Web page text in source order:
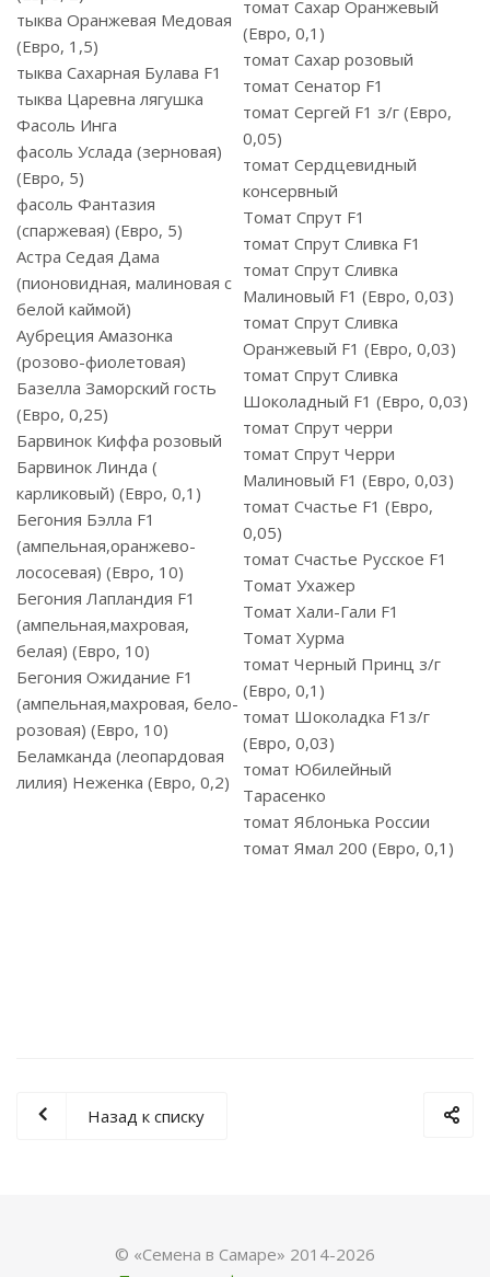
тыква Оранжевая Медовая
(Евро, 1,5)
тыква Сахарная Булава F1
тыква Царевна лягушка
Фасоль Инга
фасоль Услада (зерновая)
(Евро, 5)
фасоль Фантазия
(спаржевая) (Евро, 5)
Астра Седая Дама
(пионовидная, малиновая с
белой каймой)
Аубреция Амазонка
(розово-фиолетовая)
Базелла Заморский гость
(Евро, 0,25)
Барвинок Киффа розовый
Барвинок Линда (
карликовый) (Евро, 0,1)
Бегония Бэлла F1
(ампельная,оранжево-
лососевая) (Евро, 10)
Бегония Лапландия F1
(ампельная,махровая,
белая) (Евро, 10)
Бегония Ожидание F1
(ампельная,махровая, бело-
розовая) (Евро, 10)
Беламканда (леопардовая
лилия) Неженка (Евро, 0,2)
томат Сахар Оранжевый
(Евро, 0,1)
томат Сахар розовый
томат Сенатор F1
томат Сергей F1 з/г (Евро,
0,05)
томат Сердцевидный
консервный
Томат Спрут F1
томат Спрут Сливка F1
томат Спрут Сливка
Малиновый F1 (Евро, 0,03)
томат Спрут Сливка
Оранжевый F1 (Евро, 0,03)
томат Спрут Сливка
Шоколадный F1 (Евро, 0,03)
томат Спрут черри
томат Спрут Черри
Малиновый F1 (Евро, 0,03)
томат Счастье F1 (Евро,
0,05)
томат Счастье Русское F1
Томат Ухажер
Томат Хали-Гали F1
Томат Хурма
томат Черный Принц з/г
(Евро, 0,1)
томат Шоколадка F1з/г
(Евро, 0,03)
томат Юбилейный
Тарасенко
томат Яблонька России
томат Ямал 200 (Евро, 0,1)
Назад к списку
© «Семена в Самаре» 2014-2026